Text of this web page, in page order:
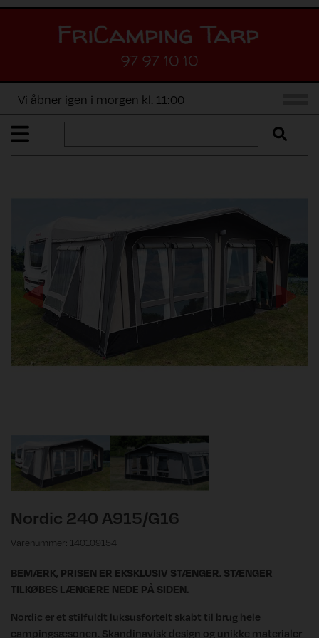
97 97 10 10
Vi åbner igen i morgen kl. 11:00
Nordic 240 A915/G16
Varenummer: 140109154
BEMÆRK, PRISEN ER EKSKLUSIV STÆNGER. STÆNGER
TILKØBES LÆNGERE NEDE PÅ SIDEN.
Nordic er et stilfuldt luksusfortelt skabt til brug hele
campingsæsonen. Skandinavisk design og unikke materialer
Previous Next